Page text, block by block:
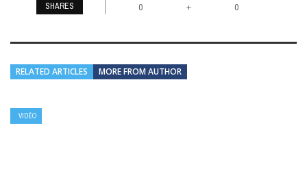
SHARES 0 + 0
RELATED ARTICLES MORE FROM AUTHOR
VIDÉO